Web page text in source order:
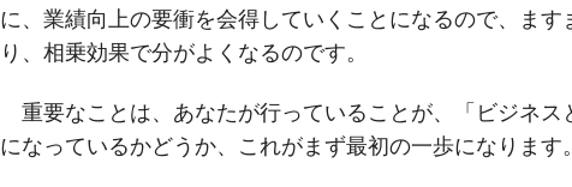
に、業績向上の要衝を会得していくことになるので、ま
り、相乗効果で分がよくなるのです。
重要なことは、あなたが行っていることが、「ビジネス
になっているかどうか、これがまず最初の一歩になります。